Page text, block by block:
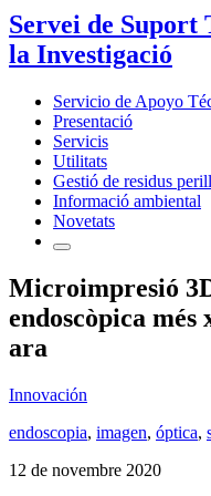
Servei de Suport
la Investigació
Servicio de Apoyo
Presentació
Servicis
Utilitats
Gestió de residus
Informació ambiental
Novetats
Microimpresió
endoscòpica
ara
Innovación
endoscopia, imagen, óptica,
12 de novembre 2020